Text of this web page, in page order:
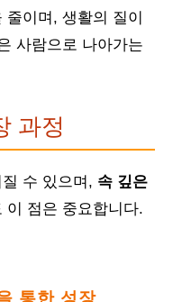
이며, 생활의 질이
사람으로 나아가는
과정
수 있으며, 속 깊은
이 점은 중요합니다.
통한 성장